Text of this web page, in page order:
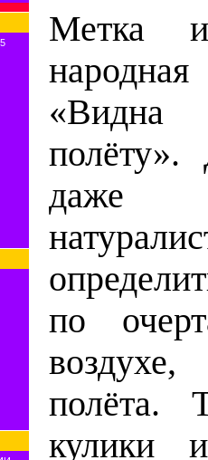
Метка и
полёту».
даже
по
полёта.
кулики